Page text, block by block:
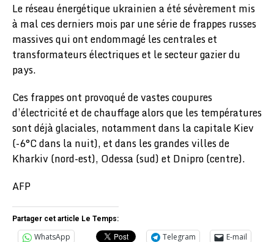
Le réseau énergétique ukrainien a été sévèrement mis
à mal ces derniers mois par une série de frappes russes
massives qui ont endommagé les centrales et
transformateurs électriques et le secteur gazier du
pays.
Ces frappes ont provoqué de vastes coupures
d’électricité et de chauffage alors que les températures
sont déjà glaciales, notamment dans la capitale Kiev
(-6°C dans la nuit), et dans les grandes villes de
Kharkiv (nord-est), Odessa (sud) et Dnipro (centre).
AFP
Partager cet article Le Temps:
WhatsApp Telegram
E-mail